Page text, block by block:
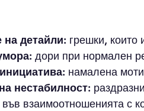
на детайли: грешки, които
дори при нормален
намалена
нестабилност:
взаимоотношенията с